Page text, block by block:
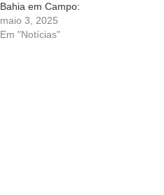
Bahia em Campo:
Desafio Contra o
Botafogo na Sétima
maio 3, 2025
Em "Notícias"